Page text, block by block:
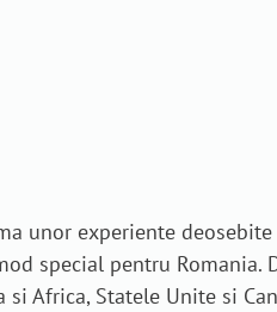
unor experiente deosebite
special pentru Romania.
Africa, Statele Unite si